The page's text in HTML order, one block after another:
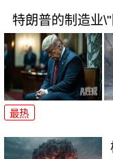
特朗普的制造业
最热